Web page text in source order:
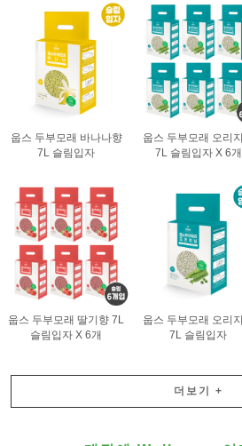
웁스 두부모래 바나나향
7L 슬림입자
웁스 두부모래 오리
7L 슬림입자 X 6개
웁스 두부모래 딸기향 7L
슬림입자 X 6개
웁스 두부모래 오리
7L 슬림입자
더보기 +